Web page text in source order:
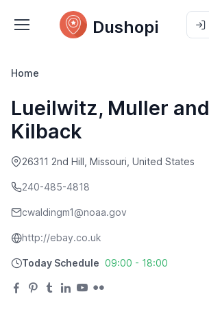
Dushopi
Home
Lueilwitz, Muller and
Kilback
26311 2nd Hill, Missouri, United States
240-485-4818
cwaldingm1@noaa.gov
http://ebay.co.uk
Today Schedule 09:00 - 18:00